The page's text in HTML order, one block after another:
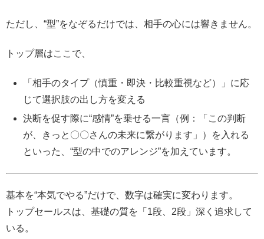
ただし、“型”をなぞるだけでは、相手の心には響きません。
トップ層はここで、
「相手のタイプ（慎重・即決・比較重視など）」に応
じて選択肢の出し方を変える
決断を促す際に“感情”を乗せる一言（例：「この判断
が、きっと〇〇さんの未来に繋がります」）を入れる
といった、“型の中でのアレンジ”を加えています。
基本を“本気でやる”だけで、数字は確実に変わります。
トップセールスは、基礎の質を「1段、2段」深く追求して
いる。